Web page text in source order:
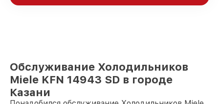
Обслуживание Холодильников
Miele KFN 14943 SD в городе
Казани